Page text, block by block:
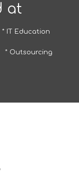
at
* IT Education
* Outsourcing